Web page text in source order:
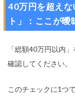
40万円を超え
ト」：ここが
「総額40万円以内
確認してください。
このチェックに1つ